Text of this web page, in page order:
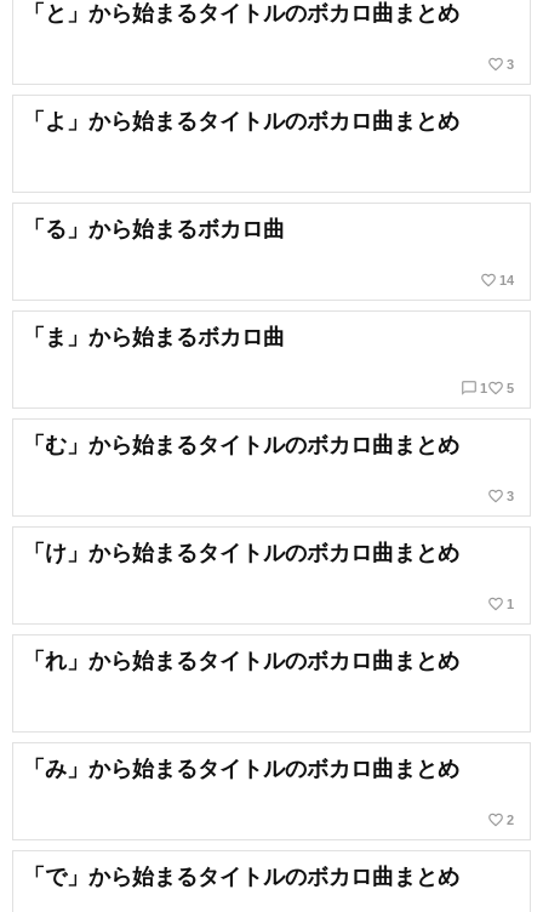
「と」から始まるタイトルのボカロ曲まとめ
favorite_border 3
「よ」から始まるタイトルのボカロ曲まとめ
「る」から始まるボカロ曲
favorite_border 14
「ま」から始まるボカロ曲
chat_bubble_outline 1 favorite_border 5
「む」から始まるタイトルのボカロ曲まとめ
favorite_border 3
「け」から始まるタイトルのボカロ曲まとめ
favorite_border 1
「れ」から始まるタイトルのボカロ曲まとめ
「み」から始まるタイトルのボカロ曲まとめ
favorite_border 2
「で」から始まるタイトルのボカロ曲まとめ